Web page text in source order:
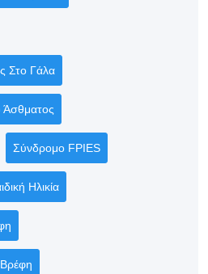
Στο Γάλα
Άσθματος
Σύνδρομο FPIES
Ηλικία